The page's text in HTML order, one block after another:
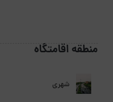
منطقه اقامتگاه
شهری